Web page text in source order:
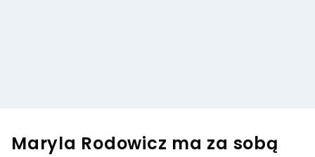
Maryla Rodowicz ma za sobą